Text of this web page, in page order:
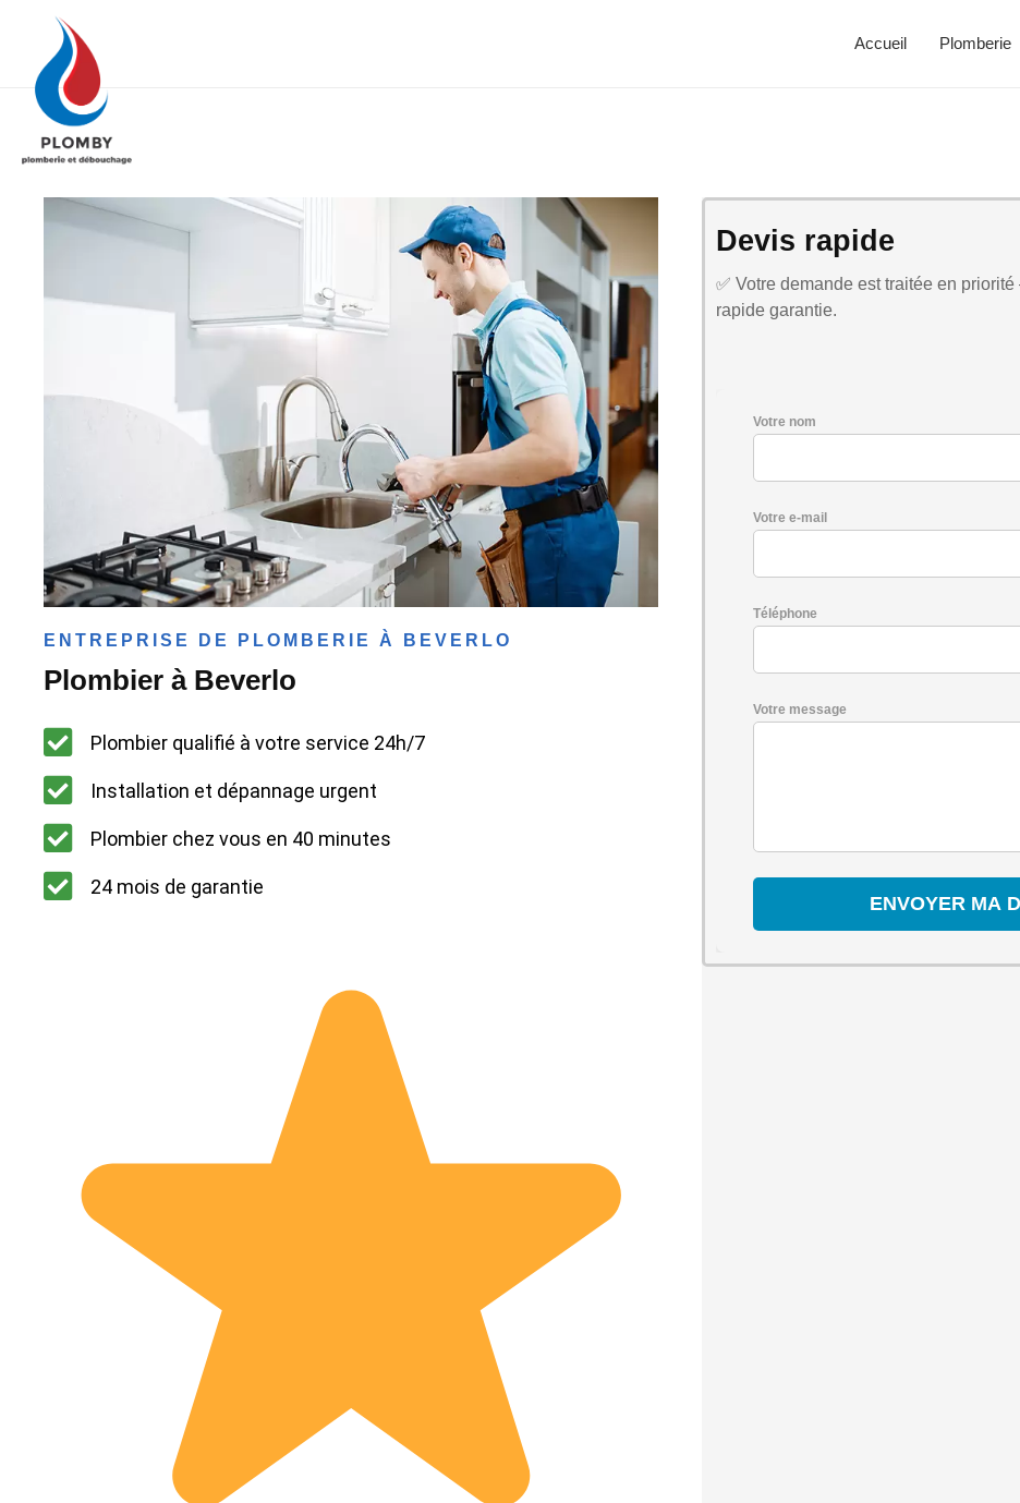
Accueil Plomberie
ENTREPRISE DE PLOMBERIE À BEVERLO
Plombier à Beverlo
Plombier qualifié à votre service 24h/7
Installation et dépannage urgent
Plombier chez vous en 40 minutes
24 mois de garantie
Devis rapide
✅ Votre demande est traitée en
rapide garantie.
Votre nom
Votre e-mail
Téléphone
Votre message